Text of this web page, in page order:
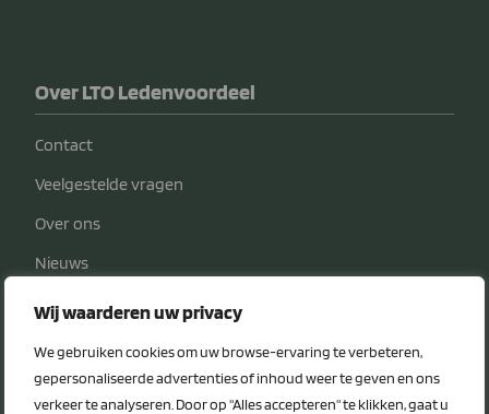
Wij waarderen uw privacy
We gebruiken cookies om uw browse-ervaring te verbeteren,
gepersonaliseerde advertenties of inhoud weer te geven en ons
verkeer te analyseren. Door op "Alles accepteren" te klikken, gaat u
Over LTO Ledenvoordeel
Contact
Veelgestelde vragen
Over ons
Nieuws
Privacy Statement
Voordeelcategorieën